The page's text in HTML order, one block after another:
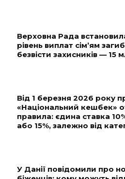
Верховна Рада
рівень виплат сім’ям
безвісти захисників — 15
Від 1 березня 2026 року
«Національний кешбек»
правила: єдина ставка
або 15%, залежно від
У Данії повідомили про